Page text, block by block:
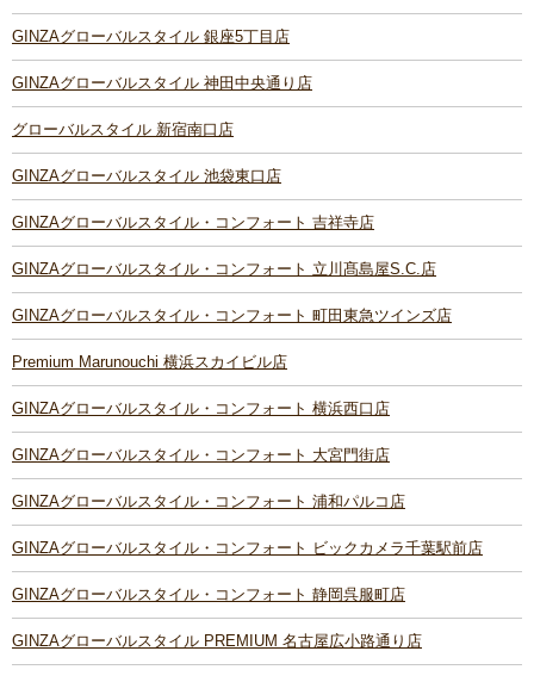
GINZAグローバルスタイル 銀座5丁目店
GINZAグローバルスタイル 神田中央通り店
グローバルスタイル 新宿南口店
GINZAグローバルスタイル 池袋東口店
GINZAグローバルスタイル・コンフォート 吉祥寺店
GINZAグローバルスタイル・コンフォート 立川髙島屋S.C.店
GINZAグローバルスタイル・コンフォート 町田東急ツインズ店
Premium Marunouchi 横浜スカイビル店
GINZAグローバルスタイル・コンフォート 横浜西口店
GINZAグローバルスタイル・コンフォート 大宮門街店
GINZAグローバルスタイル・コンフォート 浦和パルコ店
GINZAグローバルスタイル・コンフォート ビックカメラ千葉駅前店
GINZAグローバルスタイル・コンフォート 静岡呉服町店
GINZAグローバルスタイル PREMIUM 名古屋広小路通り店